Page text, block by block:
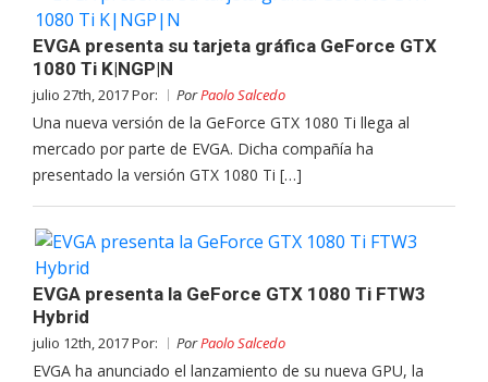
EVGA presenta su tarjeta gráfica GeForce GTX
1080 Ti K|NGP|N
julio 27th, 2017 Por: PorPaolo Salcedo
Una nueva versión de la GeForce GTX 1080 Ti llega al
mercado por parte de EVGA. Dicha compañía ha
presentado la versión GTX 1080 Ti […]
EVGA presenta la GeForce GTX 1080 Ti FTW3
Hybrid
julio 12th, 2017 Por: PorPaolo Salcedo
EVGA ha anunciado el lanzamiento de su nueva GPU, la